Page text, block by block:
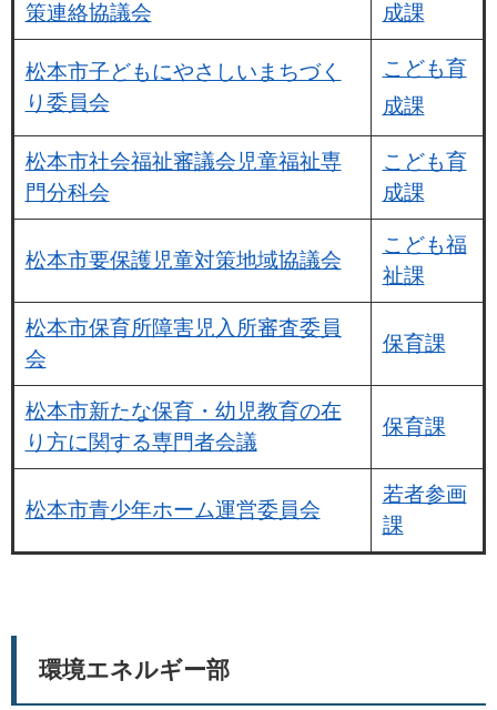
策連絡協議会
成課
松本市子どもにやさしいまちづく
り委員会
こども育
成課
松本市社会福祉審議会児童福祉専
門分科会
こども育
成課
松本市要保護児童対策地域協議会
こども福
祉課
松本市保育所障害児入所審査委員
会
保育課
松本市新たな保育・幼児教育の在
り方に関する専門者会議
保育課
松本市青少年ホーム運営委員会
若者参画
課
環境エネルギー部